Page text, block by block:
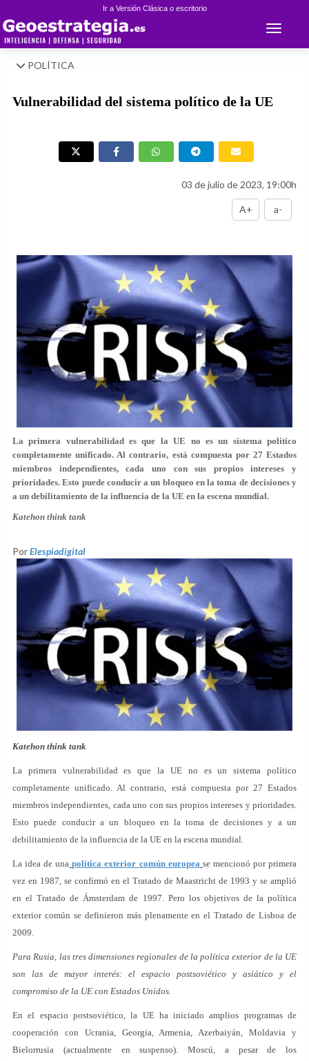
Ir a Versión Clásica o escritorio
Toggle
POLÍTICA
Vulnerabilidad del sistema político de la UE
03 de julio de 2023, 19:00h
A+ a-
La primera vulnerabilidad es que la UE no es un sistema político
completamente unificado. Al contrario, está compuesta por 27 Estados
miembros independientes, cada uno con sus propios intereses y
prioridades. Esto puede conducir a un bloqueo en la toma de decisiones y
a un debilitamiento de la influencia de la UE en la escena mundial.
Katehon think tank
PorElespiadigital
Katehon think tank
La primera vulnerabilidad es que la UE no es un sistema político
completamente unificado. Al contrario, está compuesta por 27 Estados
miembros independientes, cada uno con sus propios intereses y prioridades.
Esto puede conducir a un bloqueo en la toma de decisiones y a un
debilitamiento de la influencia de la UE en la escena mundial.
La idea de una política exterior común europea se mencionó por primera
vez en 1987, se confirmó en el Tratado de Maastricht de 1993 y se amplió
en el Tratado de Ámsterdam de 1997. Pero los objetivos de la política
exterior común se definieron más plenamente en el Tratado de Lisboa de
2009.
Para Rusia, las tres dimensiones regionales de la política exterior de la UE
son las de mayor interés: el espacio postsoviético y asiático y el
compromiso de la UE con Estados Unidos.
En el espacio postsoviético, la UE ha iniciado amplios programas de
cooperación con Ucrania, Georgia, Armenia, Azerbaiyán, Moldavia y
Bielorrusia (actualmente en suspenso). Moscú, a pesar de los